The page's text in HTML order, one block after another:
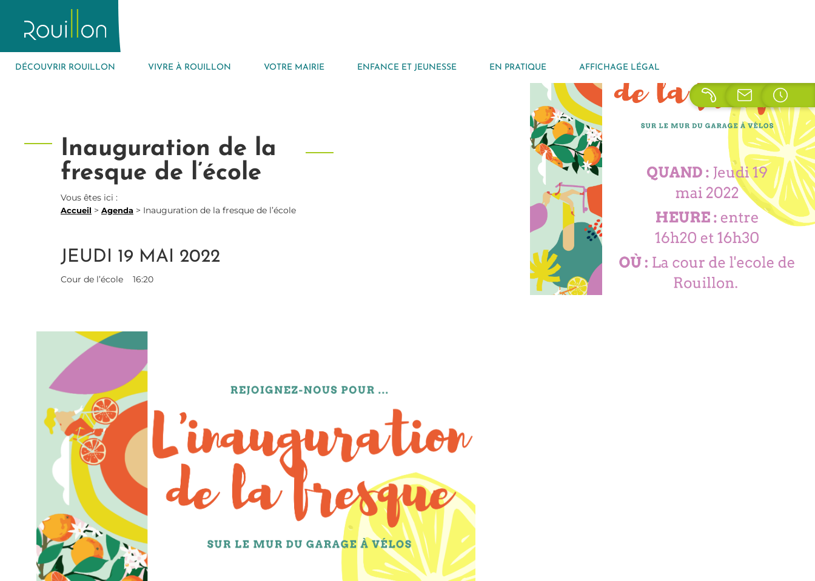
DÉCOUVRIR ROUILLON VIVRE À ROUILLON VOTRE MAIRIE ENFANCE ET JEUNESSE EN PRATIQUE AFFICHAGE LÉGAL
Inauguration de la
fresque de l’école
Vous êtes ici :
Accueil > Agenda > Inauguration de la fresque de l’école
JEUDI 19 MAI 2022
Cour de l’école 16:20